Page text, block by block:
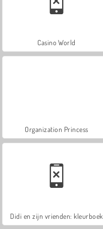
Casino World
Organization Princess
Didi en zijn vrienden: kleurboek